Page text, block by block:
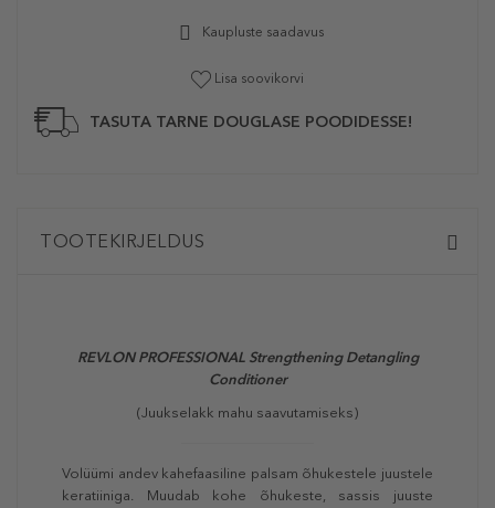
Kaupluste saadavus
Lisa soovikorvi
TASUTA TARNE DOUGLASE POODIDESSE!
TOOTEKIRJELDUS
REVLON PROFESSIONAL Strengthening Detangling
Conditioner
(Juukselakk mahu saavutamiseks)
Volüümi andev kahefaasiline palsam õhukestele juustele
keratiiniga. Muudab kohe õhukeste, sassis juuste